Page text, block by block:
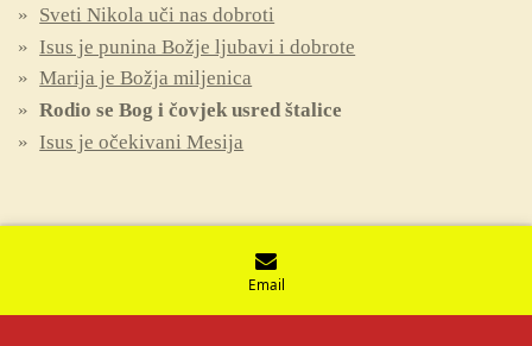
Sveti Nikola uči nas dobroti
Isus je punina Božje ljubavi i dobrote
Marija je Božja miljenica
Rodio se Bog i čovjek usred štalice
Isus je očekivani Mesija
Email